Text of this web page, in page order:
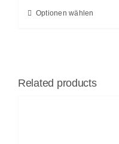
Optionen wählen
Related products